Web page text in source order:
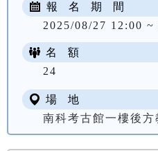
報 名 期 間
2025/08/27 12:00
名 額
24
場 地
南科考古館一樓後方